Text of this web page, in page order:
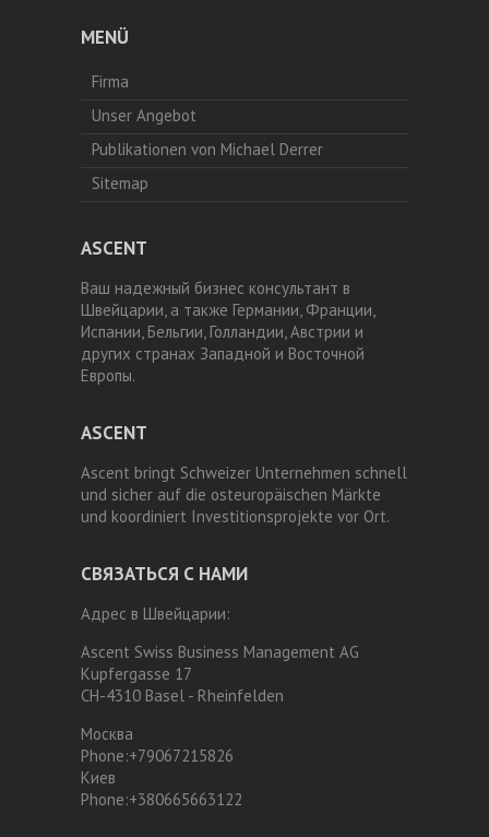
MENÜ
Firma
Unser Angebot
Publikationen von Michael Derrer
Sitemap
ASCENT
Ваш надежный бизнес консультант в
Швейцарии, а также Германии, Франции,
Испании, Бельгии, Голландии, Австрии и
других странах Западной и Восточной
Европы.
ASCENT
Ascent bringt Schweizer Unternehmen schnell
und sicher auf die osteuropäischen Märkte
und koordiniert Investitionsprojekte vor Ort.
СВЯЗАТЬСЯ С НАМИ
Адрес в Швейцарии:
Ascent Swiss Business Management AG
Kupfergasse 17
CH-4310 Basel - Rheinfelden
Москва
Phone:+79067215826
Киев
Phone:+380665663122